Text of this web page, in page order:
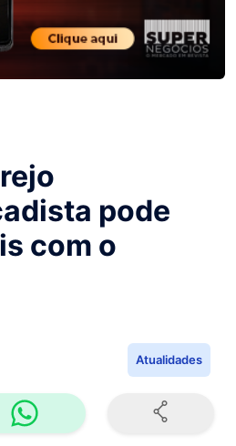
pode
com o
Atualidades